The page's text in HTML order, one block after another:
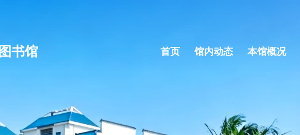
图书馆 首页 馆内动态 本馆概况